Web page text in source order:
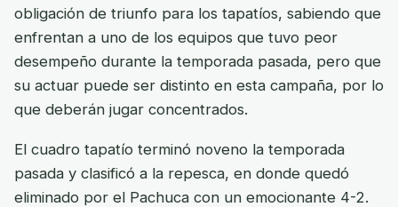
obligación de triunfo para los tapatíos, sabiendo que
enfrentan a uno de los equipos que tuvo peor
desempeño durante la temporada pasada, pero que
su actuar puede ser distinto en esta campaña, por lo
que deberán jugar concentrados.
El cuadro tapatío terminó noveno la temporada
pasada y clasificó a la repesca, en donde quedó
eliminado por el Pachuca con un emocionante 4-2.